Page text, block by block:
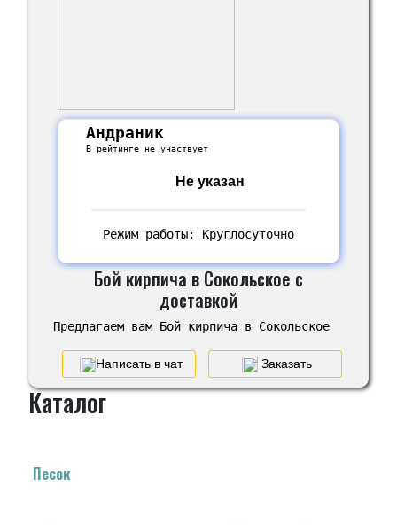
Андраник
В рейтинге не участвует
Не указан
Режим работы: Круглосуточно
Бой кирпича в Сокольское с
доставкой
Предлагаем вам Бой кирпича в Сокольское
Написать в чат Заказать
Каталог
Песок